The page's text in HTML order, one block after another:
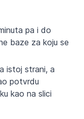
pa i do
baze za koju se
istoj strani, a
potvrdu
kao na slici